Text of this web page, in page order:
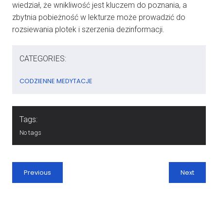
wiedział, że wnikliwość jest kluczem do poznania, a
zbytnia pobieżność w lekturze może prowadzić do
rozsiewania plotek i szerzenia dezinformacji.
CATEGORIES:
CODZIENNE MEDYTACJE
Tags:
No tags
Previous Next